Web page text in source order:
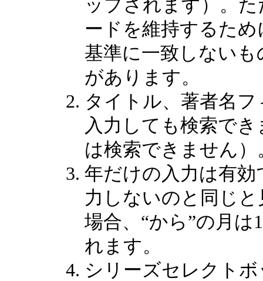
ップされます）。
ードを維持するた
基準に一致しない
があります。
タイトル、著者名
入力しても検索で
は検索できません）
年だけの入力は有
力しないのと同じ
場合、“から”の月は
れます。
シリーズセレクト